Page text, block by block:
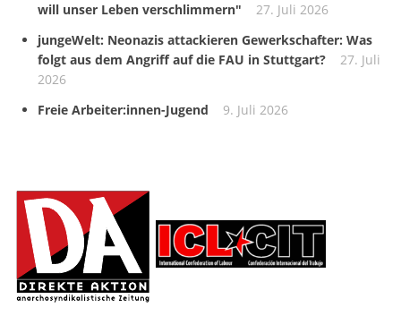
will unser Leben verschlimmern"
27. Juli 2026
jungeWelt: Neonazis attackieren Gewerkschafter: Was
folgt aus dem Angriff auf die FAU in Stuttgart?
27. Juli
2026
Freie Arbeiter:innen-Jugend
9. Juli 2026